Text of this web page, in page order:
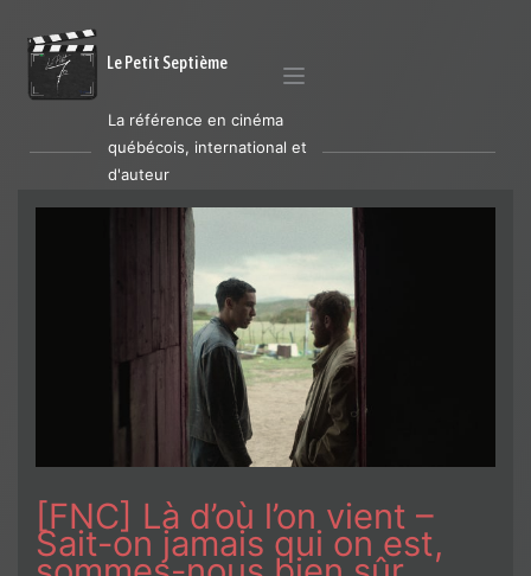
Le Petit Septième
La référence en cinéma
québécois, international et
d'auteur
[FNC] Là d’où l’on vient –
Sait-on jamais qui on est,